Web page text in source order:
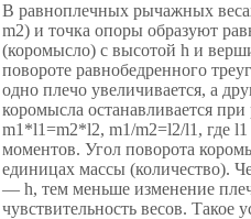
В равноплечных рычажных
m2) и точка опоры образуют
(коромысло) с высотой h и
повороте равнобедренного
одно плечо увеличивается, а
коромысла останавливается
m1*l1=m2*l2, m1/m2=l2/l1, где
моментов. Угол поворота
единицах массы (количество).
— h, тем меньше изменение
чувствительность весов. Такое